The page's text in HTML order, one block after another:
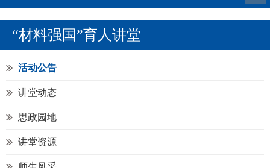
“材料强国”育人讲堂
活动公告
讲堂动态
思政园地
讲堂资源